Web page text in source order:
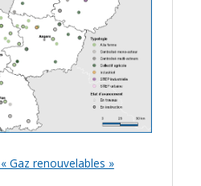
Gaz renouvelables »